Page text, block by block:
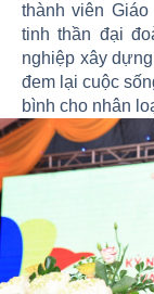
thành viên
tinh thần đại
nghiệp xây
đem lại cuộc
bình cho nhân